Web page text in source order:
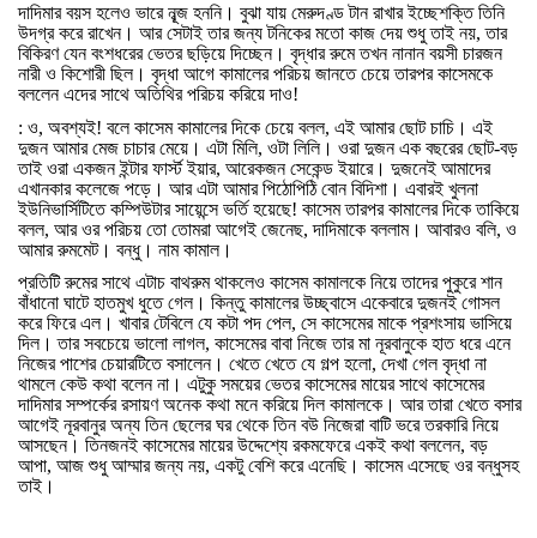
দাদিমার বয়স হলেও ভারে নূব্জ হননি। বুঝা যায় মেরুদণ্ড টান রাখার ইচ্ছেশক্তি তিনি
উদগ্র করে রাখেন। আর সেটাই তার জন্য টনিকের মতো কাজ দেয় শুধু তাই নয়,তার
বিকিরণ যেন বংশধরের ভেতর ছড়িয়ে দিচ্ছেন। বৃদ্ধার রুমে তখন নানান বয়সী চারজন
নারী ও কিশোরী ছিল। বৃদ্ধা আগে কামালের পরিচয় জানতে চেয়ে তারপর কাসেমকে
বললেন এদের সাথে অতিথির পরিচয় করিয়ে দাও!
: ও, অবশ্যই! বলে কাসেম কামালের দিকে চেয়ে বলল, এই আমার ছোট চাচি। এই
দুজন আমার মেজ চাচার মেয়ে। এটা মিলি, ওটা লিলি। ওরা দুজন এক বছরের ছোট-বড়
তাই ওরা একজন ইন্টার ফার্স্ট ইয়ার, আরেকজন সেকেন্ড ইয়ারে। দুজনেই আমাদের
এখানকার কলেজে পড়ে। আর এটা আমার পিঠোপিঠি বোন বিদিশা। এবারই খুলনা
ইউনিভার্সিটিতে কম্পিউটার সায়েন্সে ভর্তি হয়েছে! কাসেম তারপর কামালের দিকে তাকিয়ে
বলল, আর ওর পরিচয় তো তোমরা আগেই জেনেছ,দাদিমাকে বললাম। আবারও বলি, ও
আমার রুমমেট। বন্ধু। নাম কামাল।
প্রতিটি রুমের সাথে এটাচ বাথরুম থাকলেও কাসেম কামালকে নিয়ে তাদের পুকুরে শান
বাঁধানো ঘাটে হাতমুখ ধুতে গেল। কিন্তু কামালের উচ্ছ্বাসে একেবারে দুজনই গোসল
করে ফিরে এল। খাবার টেবিলে যে কটা পদ পেল, সে কাসেমের মাকে প্রশংসায় ভাসিয়ে
দিল। তার সবচেয়ে ভালো লাগল, কাসেমের বাবা নিজে তার মা নূরবানুকে হাত ধরে এনে
নিজের পাশের চেয়ারটিতে বসালেন। খেতে খেতে যে গল্প হলো, দেখা গেল বৃদ্ধা না
থামলে কেউ কথা বলেন না। এটুকু সময়ের ভেতর কাসেমের মায়ের সাথে কাসেমের
দাদিমার সম্পর্কের রসায়ণ অনেক কথা মনে করিয়ে দিল কামালকে। আর তারা খেতে বসার
আগেই নূরবানুর অন্য তিন ছেলের ঘর থেকে তিন বউ নিজেরা বাটি ভরে তরকারি নিয়ে
আসছেন। তিনজনই কাসেমের মায়ের উদ্দেশ্যে রকমফেরে একই কথা বললেন, বড়
আপা, আজ শুধু আম্মার জন্য নয়, একটু বেশি করে এনেছি। কাসেম এসেছে ওর বন্ধুসহ
তাই।